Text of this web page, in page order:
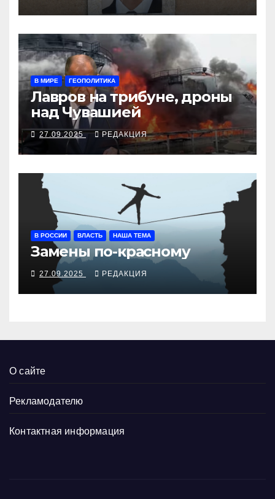
В МИРЕ ГЕОПОЛИТИКА
Лавров на трибуне, дроны
над Чувашией
27.09.2025 РЕДАКЦИЯ
В РОССИИ ВЛАСТЬ НАША ТЕМА
Замены по-красному
27.09.2025 РЕДАКЦИЯ
О сайте
Рекламодателю
Контактная информация